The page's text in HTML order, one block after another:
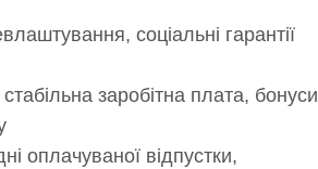
соціальні гарантії
заробітна плата, бонуси
оплачуваної відпустки,